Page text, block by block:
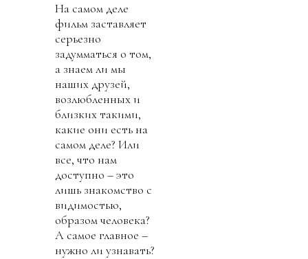
На самом деле
фильм заставляет
серьезно
задумматься о том,
а знаем ли мы
наших друзей,
возлюбленных и
близких такими,
какие они есть на
самом деле? Или
все, что нам
доступно – это
лишь знакомство с
видимостью,
образом человека?
А самое главное –
нужно ли узнавать?